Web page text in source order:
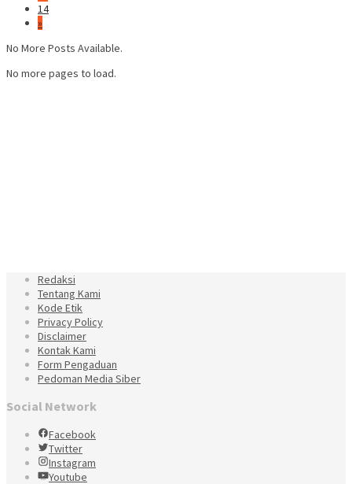
14
»
No More Posts Available.
No more pages to load.
Redaksi
Tentang Kami
Kode Etik
Privacy Policy
Disclaimer
Kontak Kami
Form Pengaduan
Pedoman Media Siber
Social Network
Facebook
Twitter
Instagram
Youtube